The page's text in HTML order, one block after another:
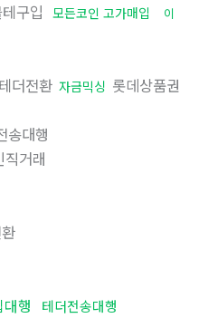
구입 모든코인 고가매입
이
더전환 자금믹싱 롯데상품권
송대행
직거래
행 테더전송대행